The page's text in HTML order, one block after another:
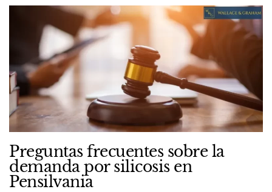
Preguntas frecuentes sobre la
demanda por silicosis en
Pensilvania